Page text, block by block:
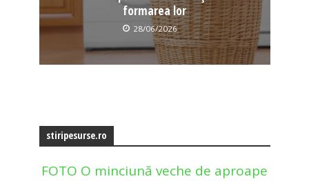
formarea lor
28/06/2026
stiripesurse.ro
FOTO O minciună veche de aproape